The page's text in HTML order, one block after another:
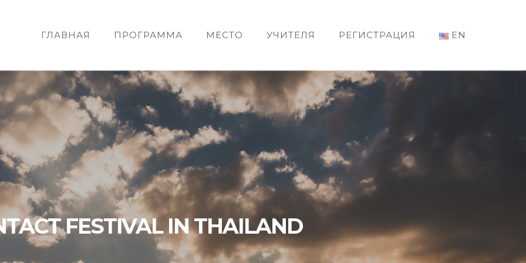
ГЛАВНАЯ ПРОГРАММА МЕСТО УЧИТЕЛЯ РЕГИСТРАЦИЯ EN
FESTIVAL IN THAILAND